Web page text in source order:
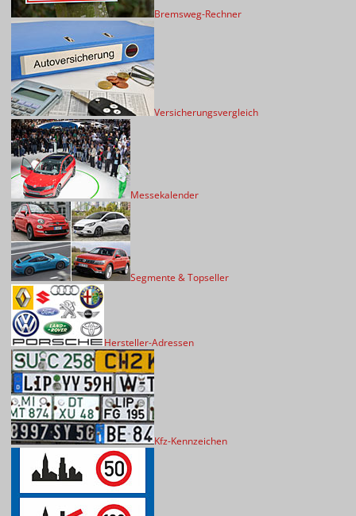
Bremsweg-Rechner
Versicherungsvergleich
Messekalender
Segmente & Topseller
Hersteller-Adressen
Kfz-Kennzeichen